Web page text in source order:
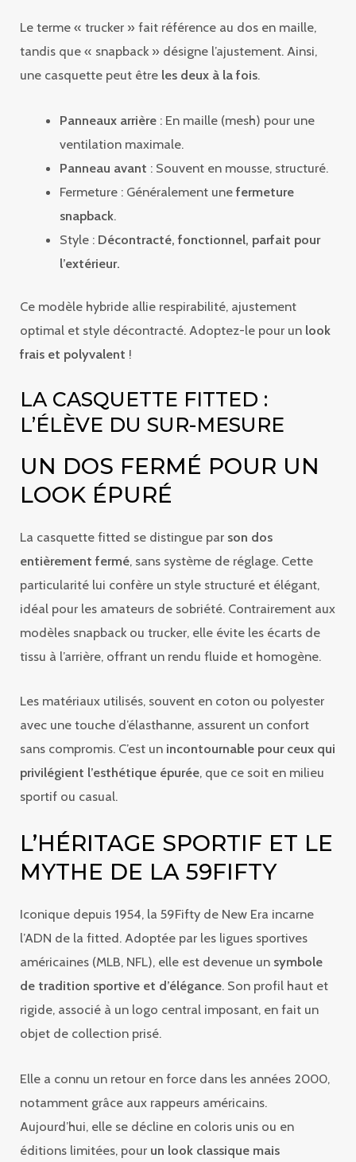
Le terme « trucker » fait référence au dos en maille,
tandis que « snapback » désigne l’ajustement. Ainsi,
une casquette peut être les deux à la fois.
Panneaux arrière: En maille (mesh) pour une
ventilation maximale.
Panneau avant : Souvent en mousse, structuré.
Fermeture : Généralement une fermeture
snapback.
Style : Décontracté, fonctionnel, parfait pour
l’extérieur.
Ce modèle hybride allie respirabilité, ajustement
optimal et style décontracté. Adoptez-le pour un look
frais et polyvalent !
LA CASQUETTE FITTED :
L’ÉLÈVE DU SUR-MESURE
UN DOS FERMÉ POUR UN
LOOK ÉPURÉ
La casquette fitted se distingue par son dos
entièrement fermé, sans système de réglage. Cette
particularité lui confère un style structuré et élégant,
idéal pour les amateurs de sobriété. Contrairement aux
modèles snapback ou trucker, elle évite les écarts de
tissu à l’arrière, offrant un rendu fluide et homogène.
Les matériaux utilisés, souvent en coton ou polyester
avec une touche d’élasthanne, assurent un confort
sans compromis. C’est un incontournable pour ceux qui
privilégient l’esthétique épurée, que ce soit en milieu
sportif ou casual.
L’HÉRITAGE SPORTIF ET LE
MYTHE DE LA 59FIFTY
Iconique depuis 1954, la 59Fifty de New Era incarne
l’ADN de la fitted. Adoptée par les ligues sportives
américaines (MLB, NFL), elle est devenue un symbole
de tradition sportive et d’élégance. Son profil haut et
rigide, associé à un logo central imposant, en fait un
objet de collection prisé.
Elle a connu un retour en force dans les années 2000,
notamment grâce aux rappeurs américains.
Aujourd’hui, elle se décline en coloris unis ou en
éditions limitées, pour un look classique mais